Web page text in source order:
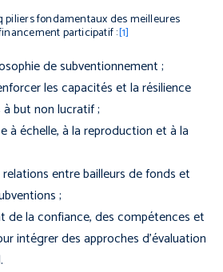
piliers fondamentaux des meilleures
participatif :[1]
de subventionnement ;
les capacités et la résilience
but non lucratif ;
à échelle, à la reproduction et à la
entre bailleurs de fonds et
;
de la confiance, des compétences et
intégrer des approches d’évaluation